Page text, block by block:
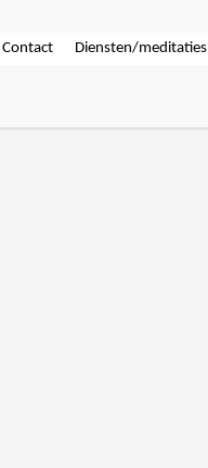
Contact Diensten/meditaties